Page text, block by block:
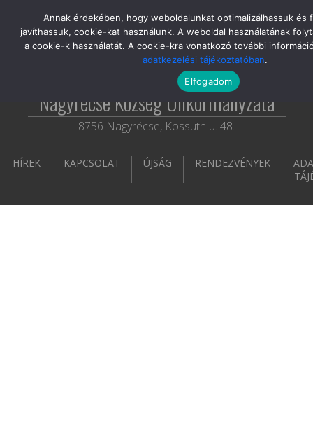
Nagyrécse Község Önkormányzata
8756 Nagyrécse, Kossuth u. 48.
HÍREK KAPCSOLAT ÚJSÁG RENDEZVÉNYEK
Annak érdekében, hogy weboldalunkat optimalizálhassuk és
javíthassuk, cookie-kat használunk. A weboldal használatának
a cookie-k használatát. A cookie-kra vonatkozó további
adatkezelési tájékoztatóban.
Elfogadom